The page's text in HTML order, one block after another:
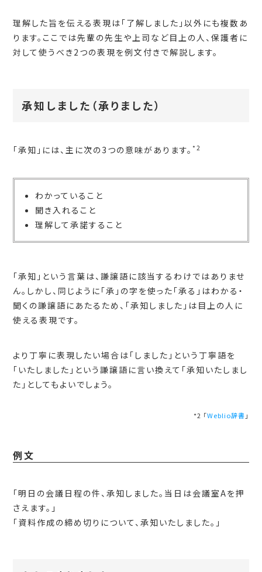
理解した旨を伝える表現は「了解しました」以外にも複数あ
ります。ここでは先輩の先生や上司など目上の人、保護者に
対して使うべき2つの表現を例文付きで解説します。
承知しました（承りました）
「承知」には、主に次の3つの意味があります。*2
わかっていること
聞き入れること
理解して承諾すること
「承知」という言葉は、謙譲語に該当するわけではありませ
ん。しかし、同じように「承」の字を使った「承る」はわかる・
聞くの謙譲語にあたるため、「承知しました」は目上の人に
使える表現です。
より丁寧に表現したい場合は「しました」という丁寧語を
「いたしました」という謙譲語に言い換えて「承知いたしまし
た」としてもよいでしょう。
*2 「Weblio辞書 」
例文
「明日の会議日程の件、承知しました。当日は会議室Aを押
さえます。」
「資料作成の締め切りについて、承知いたしました。」